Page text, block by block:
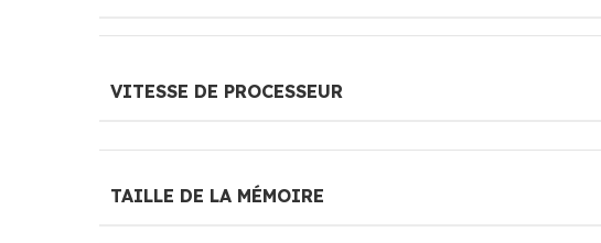
VITESSE DE PROCESSEUR
TAILLE DE LA MÉMOIRE